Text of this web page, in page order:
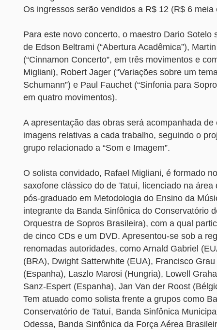
Os ingressos serão vendidos a R$ 12 (R$ 6 meia
Para este novo concerto, o maestro Dario Sotelo
de Edson Beltrami (“Abertura Acadêmica”),
(“Cinnamon Concerto”, em três movimentos e
Migliani), Robert Jager (“Variações sobre um
Schumann”) e Paul Fauchet (“Sinfonia para
em quatro movimentos).
A apresentação das obras será acompanhada de
imagens relativas a cada trabalho, seguindo o
grupo relacionado a “Som e Imagem”.
O solista convidado, Rafael Migliani, é formado
saxofone clássico do de Tatuí, licenciado na área
pós-graduado em Metodologia do Ensino da
integrante da Banda Sinfônica do Conservatório
Orquestra de Sopros Brasileira), com a qual
de cinco CDs e um DVD. Apresentou-se sob a
renomadas autoridades, como Arnald Gabriel
(BRA), Dwight Satterwhite (EUA), Francisco Grau
(Espanha), Laszlo Marosi (Hungria), Lowell
Sanz-Espert (Espanha), Jan Van der Roost
Tem atuado como solista frente a grupos como
Conservatório de Tatuí, Banda Sinfônica
Odessa, Banda Sinfônica da Força Aérea